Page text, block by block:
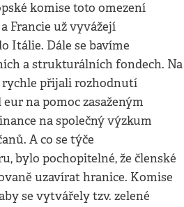
komise toto omezení
Francie už vyvážejí
Itálie. Dále se bavíme
a strukturálních fondech. Na
rychle přijali rozhodnutí
na pomoc zasaženým
na společný výzkum
A co se týče
bylo pochopitelné, že členské
uzavírat hranice. Komise
se vytvářely tzv. zelené